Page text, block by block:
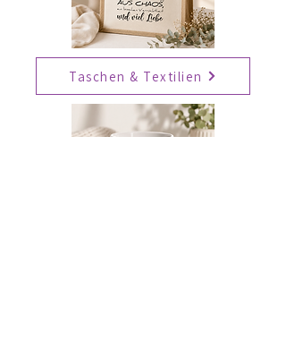
Taschen & Textilien